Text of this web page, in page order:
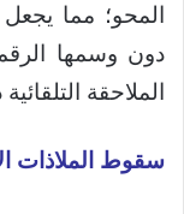
المحو؛ مما
دون وسمها
الملاحقة
سقوط الملاذات